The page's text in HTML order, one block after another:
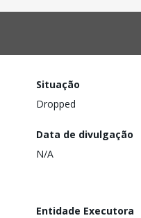
Situação
Dropped
Data de divulgação
N/A
Entidade Executora